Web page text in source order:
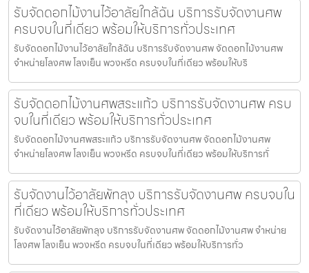
รับจัดดอกไม้งานไว้อาลัยใกล้ฉัน บริการรับจัดงานศพ
ครบจบในที่เดียว พร้อมให้บริการทั่วประเทศ
รับจัดดอกไม้งานไว้อาลัยใกล้ฉัน บริการรับจัดงานศพ จัดดอกไม้งานศพ
จำหน่ายโลงศพ โลงเย็น พวงหรีด ครบจบในที่เดียว พร้อมให้บริ
รับจัดดอกไม้งานศพสระแก้ว บริการรับจัดงานศพ ครบ
จบในที่เดียว พร้อมให้บริการทั่วประเทศ
รับจัดดอกไม้งานศพสระแก้ว บริการรับจัดงานศพ จัดดอกไม้งานศพ
จำหน่ายโลงศพ โลงเย็น พวงหรีด ครบจบในที่เดียว พร้อมให้บริการทั่
รับจัดงานไว้อาลัยพัทลุง บริการรับจัดงานศพ ครบจบใน
ที่เดียว พร้อมให้บริการทั่วประเทศ
รับจัดงานไว้อาลัยพัทลุง บริการรับจัดงานศพ จัดดอกไม้งานศพ จำหน่าย
โลงศพ โลงเย็น พวงหรีด ครบจบในที่เดียว พร้อมให้บริการทั่ว